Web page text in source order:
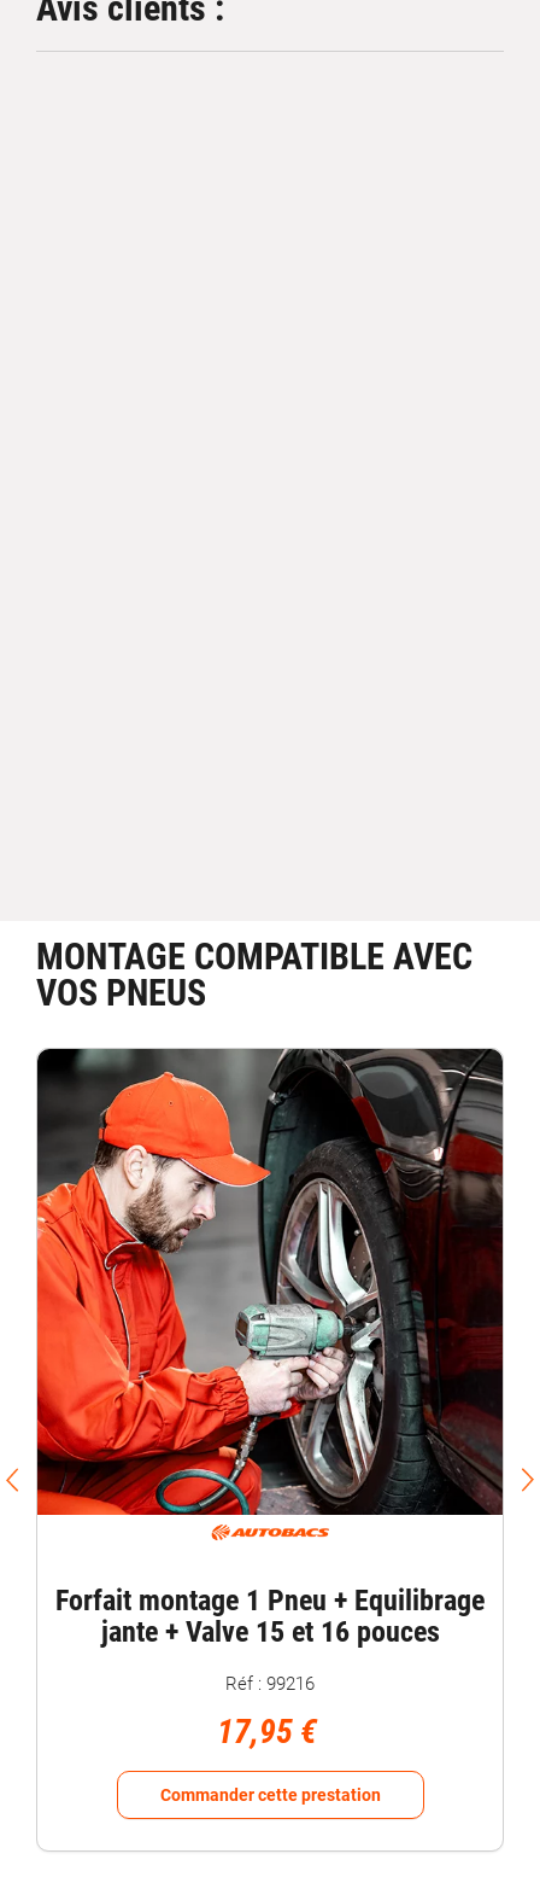
MONTAGE COMPATIBLE AVEC
VOS PNEUS
1 Pneu + Equilibrage
Valve 15 et 16 pouces
Commander cette prestation
Equilibrage